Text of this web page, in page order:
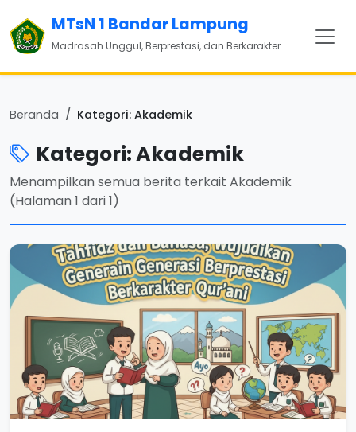
MTsN 1 Bandar Lampung
Madrasah Unggul, Berprestasi, dan Berkarakter
Beranda Kategori: Akademik
Kategori: Akademik
Menampilkan semua berita terkait Akademik
(Halaman 1 dari 1)